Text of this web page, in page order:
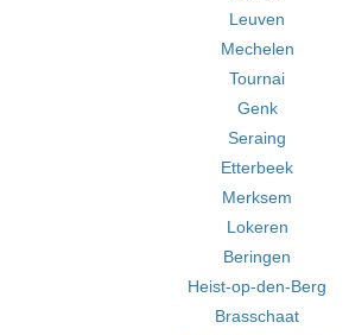
Leuven
Mechelen
Tournai
Genk
Seraing
Etterbeek
Merksem
Lokeren
Beringen
Heist-op-den-Berg
Brasschaat